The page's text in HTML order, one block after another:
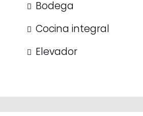
Bodega
Cocina integral
Elevador